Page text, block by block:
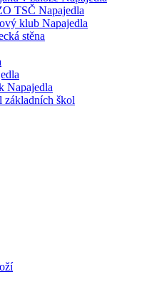
TSČ Napajedla
klub Napajedla
stěna
Napajedla
základních škol